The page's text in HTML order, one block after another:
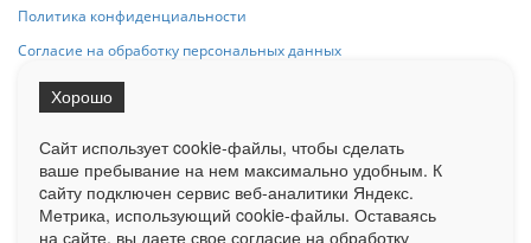
Политика конфиденциальности
Согласие на обработку персональных данных
При использовании любого материала с данного сайта гипер-ссылка
на Сетевое издание «ОрелТаймс» обязательна.
Ограниченная статистика посещаемости доступна на сайте
Liveinternet.ru . Подробная статистика для рекламодателей по запросу
у менеджера.
Сайт использует cookie-файлы, чтобы сделать
ваше пребывание на нем максимально удобным. К
cайту подключен сервис веб-аналитики Яндекс.
Метрика, использующий cookie-файлы. Оставаясь
на сайте, вы даете свое согласие на обработку
Хорошо